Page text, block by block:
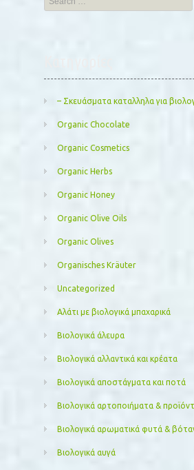
for:
– Σκευάσματα καταλληλα για
Organic Chocolate
Organic Cosmetics
Organic Herbs
Organic Honey
Organic Olive Oils
Organic Olives
Organisches Kräuter
Uncategorized
Αλάτι με βιολογικά μπαχαρικά
Βιολογικά άλευρα
Βιολογικά αλλαντικά και κρέατα
Βιολογικά αποστάγματα και ποτά
Βιολογικά αρτοποιήματα &
Βιολογικά αρωματικά φυτά &
Βιολογικά αυγά